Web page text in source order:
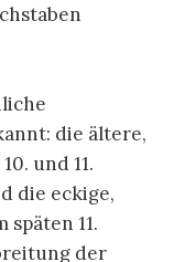
die ältere,
und 11.
die eckige,
11.
der